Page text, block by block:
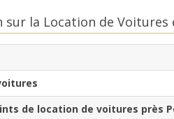
la Location de
de location de voitures près